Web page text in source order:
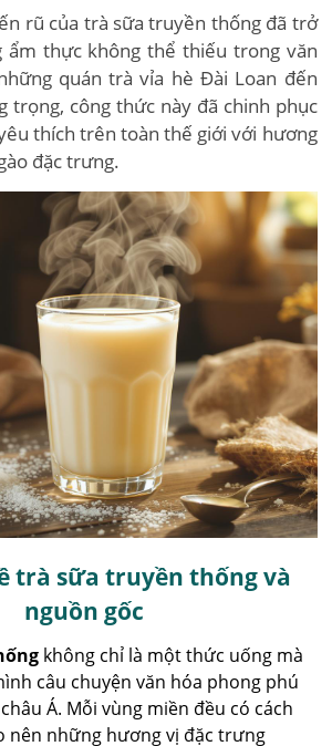
rũ của trà sữa truyền thống đã trở
ẩm thực không thể thiếu trong văn
quán trà vỉa hè Đài Loan đến
trọng, công thức này đã chinh phục
thích trên toàn thế giới với hương
đặc trưng.
trà sữa truyền thống và
nguồn gốc
không chỉ là một thức uống mà
câu chuyện văn hóa phong phú
Á. Mỗi vùng miền đều có cách
nên những hương vị đặc trưng